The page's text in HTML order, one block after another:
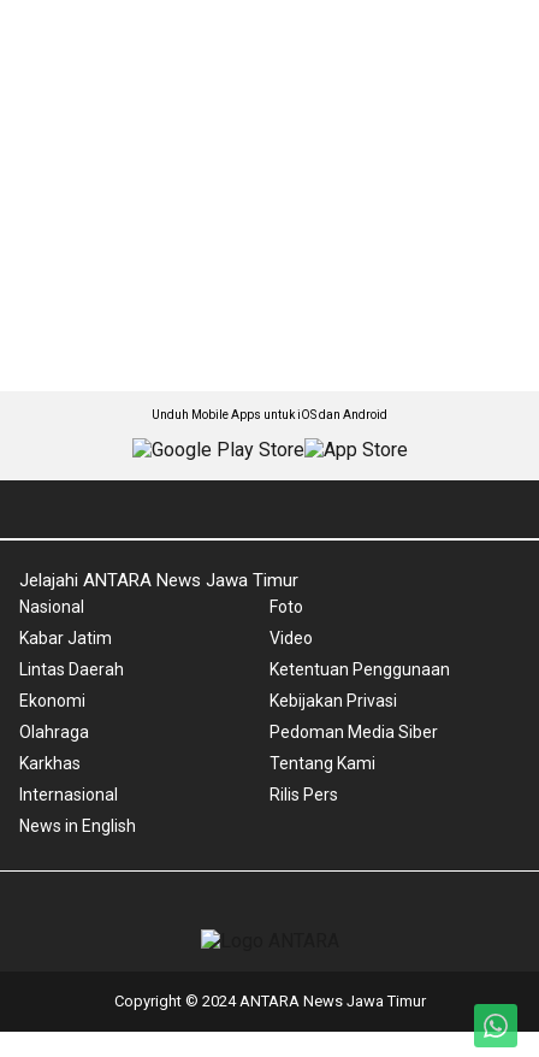
Unduh Mobile Apps untuk iOS dan Android
Jelajahi ANTARA News Jawa Timur
Nasional
Kabar Jatim
Lintas Daerah
Ekonomi
Olahraga
Karkhas
Internasional
News in English
Foto
Video
Ketentuan Penggunaan
Kebijakan Privasi
Pedoman Media Siber
Tentang Kami
Rilis Pers
Copyright © 2024 ANTARA News Jawa Timur